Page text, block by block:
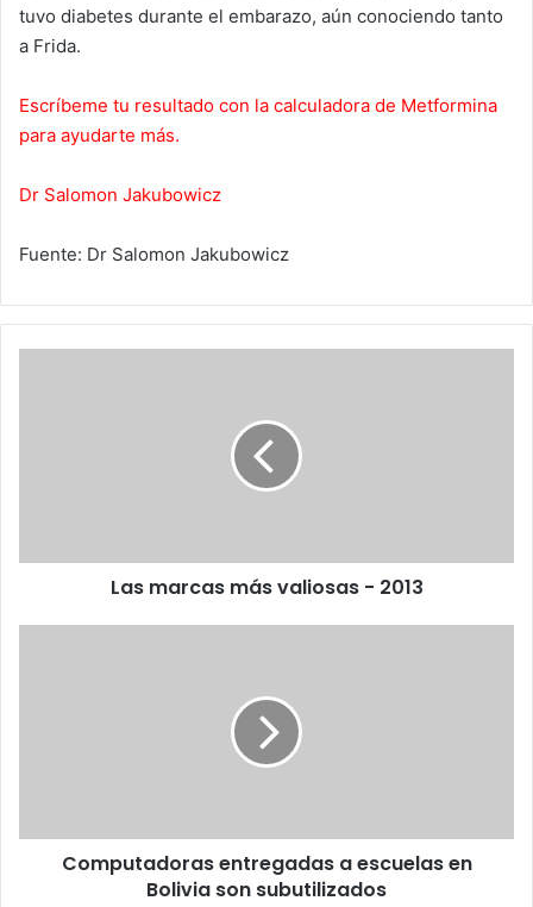
tuvo diabetes durante el embarazo, aún conociendo tanto
a Frida.
Escríbeme tu resultado con la calculadora de Metformina
para ayudarte más.
Dr Salomon Jakubowicz
Fuente: Dr Salomon Jakubowicz
Las marcas más valiosas - 2013
Computadoras entregadas a escuelas en
Bolivia son subutilizados